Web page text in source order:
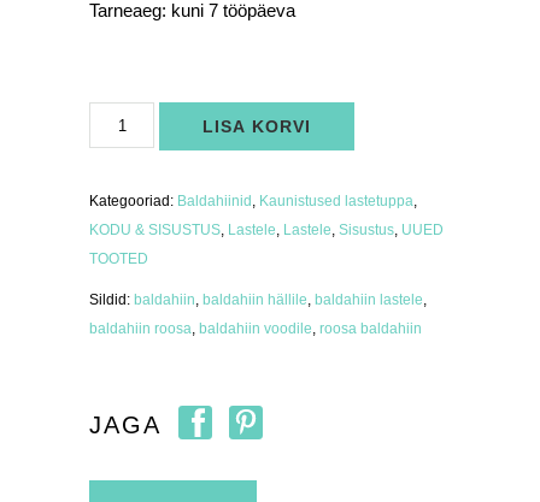
Tarneaeg: kuni 7 tööpäeva
satsiga,
roosa
LISA KORVI
Kategooriad: Baldahiinid , Kaunistused lastetuppa,
KODU & SISUSTUS, Lastele, Lastele, Sisustus, UUED
TOOTED
Sildid: baldahiin, baldahiin hällile, baldahiin lastele,
baldahiin roosa, baldahiin voodile, roosa baldahiin
JAGA